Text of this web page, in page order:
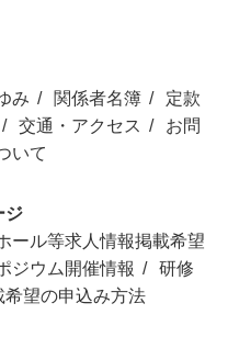
み 関係者名簿
定款
交通・アクセス
お問
いて
ジ
ール等求人情報掲載希望
ジウム開催情報
研修
望の申込み方法